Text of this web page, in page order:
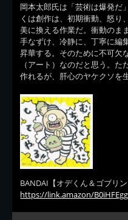
岡本太郎氏は「芸術は爆発だ
くは創作は、初期衝動、怒り
美に換える作業だ。衝動のま
手なずけ、冷静に、丁寧に編
昇華する。そのために不可欠
（アート）なのだと思う。
作れるが、肝心のヤケクソを
BANDAI【オデくん＆ゴブリ
https://link.amazon/